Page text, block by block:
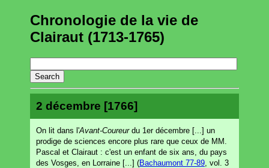
Chronologie de la vie de
Clairaut (1713-1765)
2 décembre [1766]
On lit dans l'Avant-Coureurdu 1er décembre [...] un
prodige de sciences encore plus rare que ceux de MM.
Pascal et Clairaut : c'est un enfant de six ans, du pays
des Vosges, en Lorraine [...] (Bachaumont 77-89 , vol. 3